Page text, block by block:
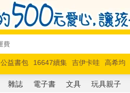
公益書包 16647續集 吉伊卡哇 高希均
馬斯克 玩具總動員5 超慢跑
雜誌 電子書 文具 玩具親子